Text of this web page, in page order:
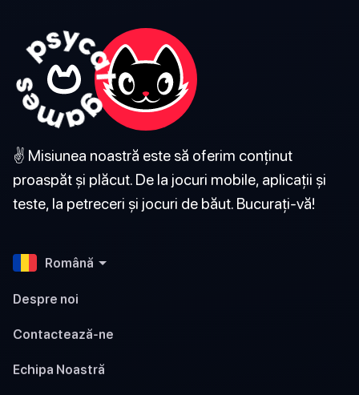
✌️ Misiunea noastră este să oferim conținut
proaspăt și plăcut. De la jocuri mobile, aplicații și
teste, la petreceri și jocuri de băut. Bucurați-vă!
Română
Despre noi
Contactează-ne
Echipa Noastră